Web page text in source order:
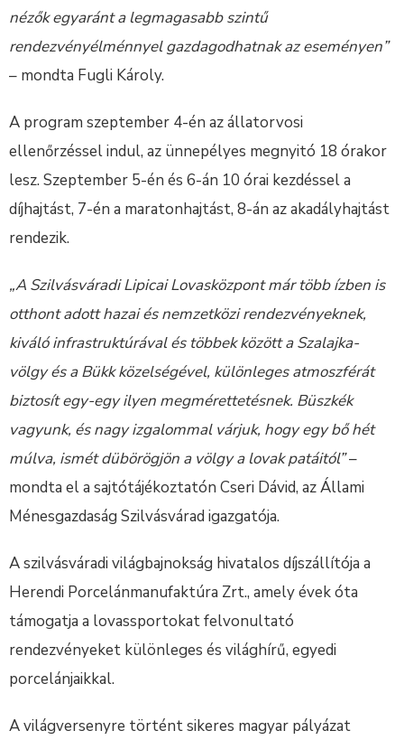
nézők egyaránt a legmagasabb szintű
rendezvényélménnyel gazdagodhatnak az eseményen”
– mondta Fugli Károly.
A program szeptember 4-én az állatorvosi
ellenőrzéssel indul, az ünnepélyes megnyitó 18 órakor
lesz. Szeptember 5-én és 6-án 10 órai kezdéssel a
díjhajtást, 7-én a maratonhajtást, 8-án az akadályhajtást
rendezik.
„A Szilvásváradi Lipicai Lovasközpont már több ízben is
otthont adott hazai és nemzetközi rendezvényeknek,
kiváló infrastruktúrával és többek között a Szalajka-
völgy és a Bükk közelségével, különleges atmoszférát
biztosít egy-egy ilyen megmérettetésnek. Büszkék
vagyunk, és nagy izgalommal várjuk, hogy egy bő hét
múlva, ismét dübörögjön a völgy a lovak patáitól”–
mondta el a sajtótájékoztatón Cseri Dávid, az Állami
Ménesgazdaság Szilvásvárad igazgatója.
A szilvásváradi világbajnokság hivatalos díjszállítója a
Herendi Porcelánmanufaktúra Zrt., amely évek óta
támogatja a lovassportokat felvonultató
rendezvényeket különleges és világhírű, egyedi
porcelánjaikkal.
A világversenyre történt sikeres magyar pályázat